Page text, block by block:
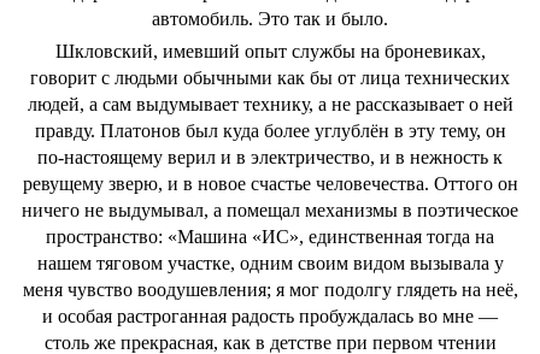
автомобиль. Это так и было.
Шкловский, имевший опыт службы на броневиках,
говорит с людьми обычными как бы от лица технических
людей, а сам выдумывает технику, а не рассказывает о ней
правду. Платонов был куда более углублён в эту тему, он
по-настоящему верил и в электричество, и в нежность к
ревущему зверю, и в новое счастье человечества. Оттого он
ничего не выдумывал, а помещал механизмы в поэтическое
пространство: «Машина «ИС», единственная тогда на
нашем тяговом участке, одним своим видом вызывала у
меня чувство воодушевления; я мог подолгу глядеть на неё,
и особая растроганная радость пробуждалась во мне —
столь же прекрасная, как в детстве при первом чтении